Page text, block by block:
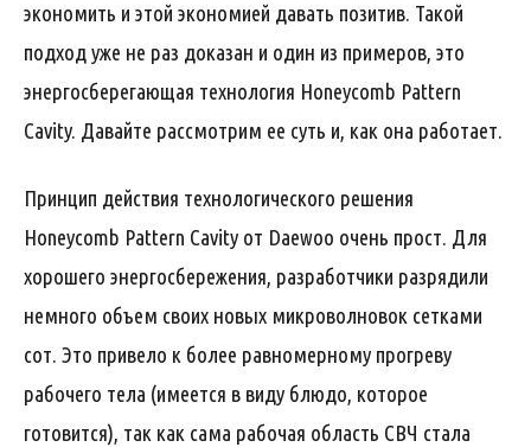
экономить и этой экономией давать позитив. Такой
подход уже не раз доказан и один из примеров, это
энергосберегающая технология Honeycomb Pattern
Cavity. Давайте рассмотрим ее суть и, как она работает.
Принцип действия технологического решения
Honeycomb Pattern Cavity от Daewoo очень прост. Для
хорошего энергосбережения, разработчики разрядили
немного объем своих новых микроволновок сетками
сот. Это привело к более равномерному прогреву
рабочего тела (имеется в виду блюдо, которое
готовится), так как сама рабочая область СВЧ стала